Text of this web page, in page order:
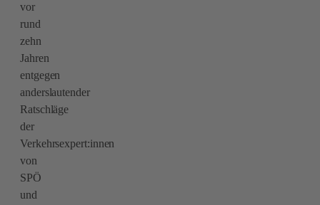
vor
rund
zehn
Jahren
entgegen
anderslautender
Ratschläge
der
Verkehrsexpert:innen
von
SPÖ
und